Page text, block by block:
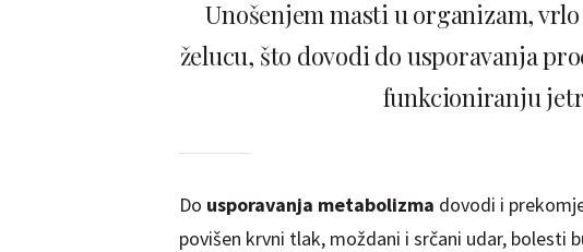
Unošenjem masti u organizam,
želucu, što dovodi do usporavanja
funkcioniranju
Do usporavanja metabolizma dovodi i
povišen krvni tlak, moždani i srčani udar, bolesti